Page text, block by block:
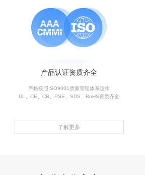
产品认证资质齐全
严格按照ISO9001质量管理体系运作
UL、CE、CB、PSE、SDS、RoHS资质齐全
了解更多